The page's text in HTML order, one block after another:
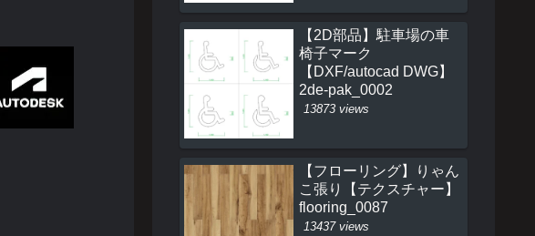
【2D部品】駐車場の車
椅子マーク
【DXF/autocad DWG】
2de-pak_0002
13873 views
【フローリング】りゃん
こ張り【テクスチャー】
flooring_0087
13437 views